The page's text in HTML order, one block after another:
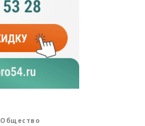
Общество